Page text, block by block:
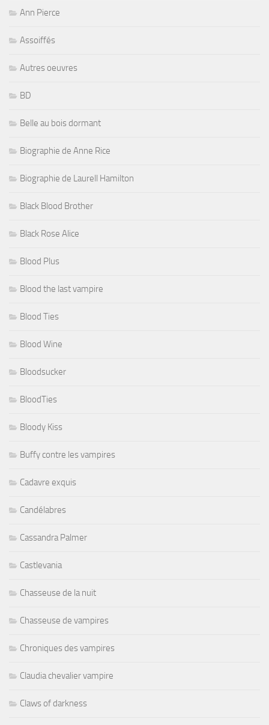
Ann Pierce
Assoiffés
Autres oeuvres
BD
Belle au bois dormant
Biographie de Anne Rice
Biographie de Laurell Hamilton
Black Blood Brother
Black Rose Alice
Blood Plus
Blood the last vampire
Blood Ties
Blood Wine
Bloodsucker
BloodTies
Bloody Kiss
Buffy contre les vampires
Cadavre exquis
Candélabres
Cassandra Palmer
Castlevania
Chasseuse de la nuit
Chasseuse de vampires
Chroniques des vampires
Claudia chevalier vampire
Claws of darkness